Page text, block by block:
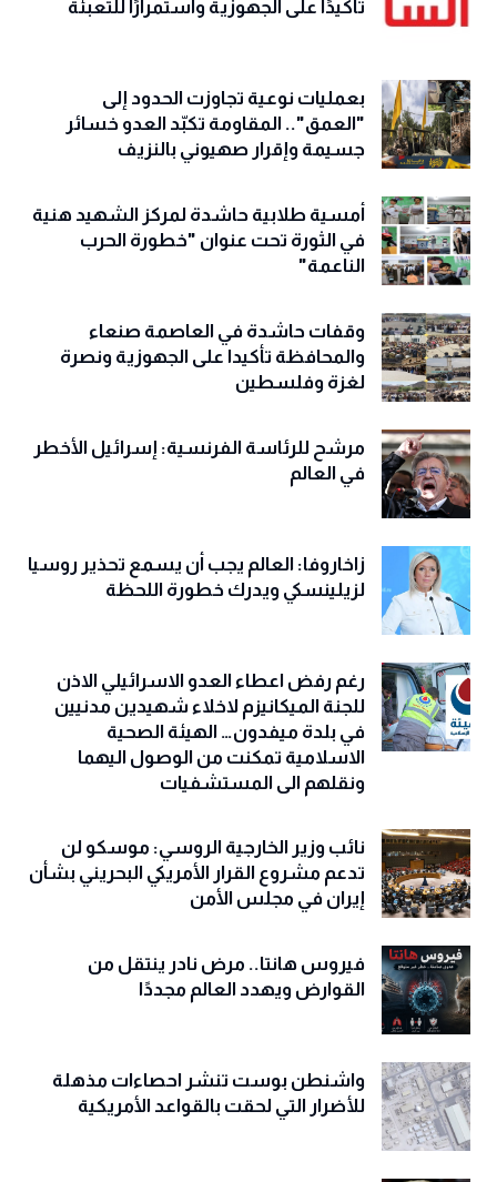
تأكيدًا على الجهوزية واستمرارًا للتعبئة
بعمليات نوعية تجاوزت الحدود إلى
"العمق".. المقاومة تكبّد العدو خسائر
جسيمة وإقرار صهيوني بالنزيف
أمسية طلابية حاشدة لمركز الشهيد هنية
في الثورة تحت عنوان "خطورة الحرب
الناعمة"
وقفات حاشدة في العاصمة صنعاء
والمحافظة تأكيدا على الجهوزية ونصرة
لغزة وفلسطين
مرشح للرئاسة الفرنسية: إسرائيل الأخطر
في العالم
زاخاروفا: العالم يجب أن يسمع تحذير روسيا
لزيلينسكي ويدرك خطورة اللحظة
رغم رفض اعطاء العدو الاسرائيلي الاذن
للجنة الميكانيزم لاخلاء شهيدين مدنيين
في بلدة ميفدون… الهيئة الصحية
الاسلامية تمكنت من الوصول اليهما
ونقلهم الى المستشفيات
نائب وزير الخارجية الروسي: موسكو لن
تدعم مشروع القرار الأمريكي البحريني بشأن
إيران في مجلس الأمن
فيروس هانتا.. مرض نادر ينتقل من
القوارض ويهدد العالم مجددًا
واشنطن بوست تنشر احصاءات مذهلة
للأضرار التي لحقت بالقواعد الأمريكية